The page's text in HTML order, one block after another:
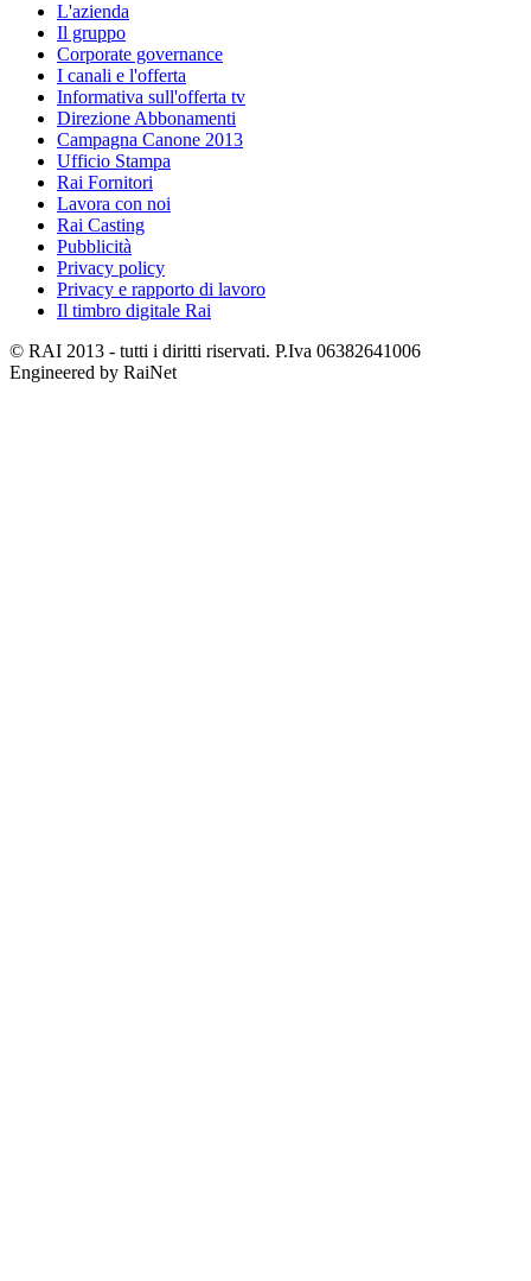
L'azienda
Il gruppo
Corporate governance
I canali e l'offerta
Informativa sull'offerta tv
Direzione Abbonamenti
Campagna Canone 2013
Ufficio Stampa
Rai Fornitori
Lavora con noi
Rai Casting
Pubblicità
Privacy policy
Privacy e rapporto di lavoro
Il timbro digitale Rai
© RAI 2013 - tutti i diritti riservati. P.Iva 06382641006
Engineered by RaiNet